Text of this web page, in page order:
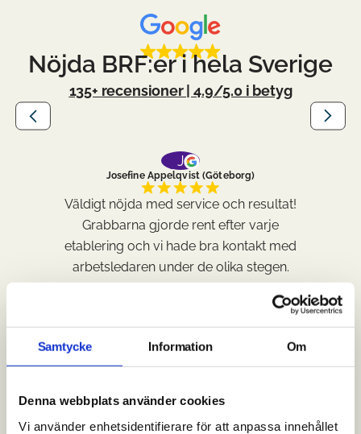
Samtycke Information Om
Denna webbplats använder cookies
Vi använder enhetsidentifierare för att anpassa innehållet
Nöjda BRF:er i hela Sverige
135+ recensioner | 4.9/5.0 i betyg
J
Josefine Appelqvist (Göteborg)
Väldigt nöjda med service och resultat!
Grabbarna gjorde rent efter varje
etablering och vi hade bra kontakt med
arbetsledaren under de olika stegen.
Takhem rekommenderas starkt!